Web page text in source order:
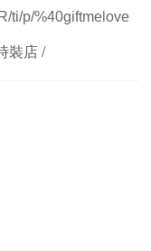
ti/p/%40giftmelove
裝店 /